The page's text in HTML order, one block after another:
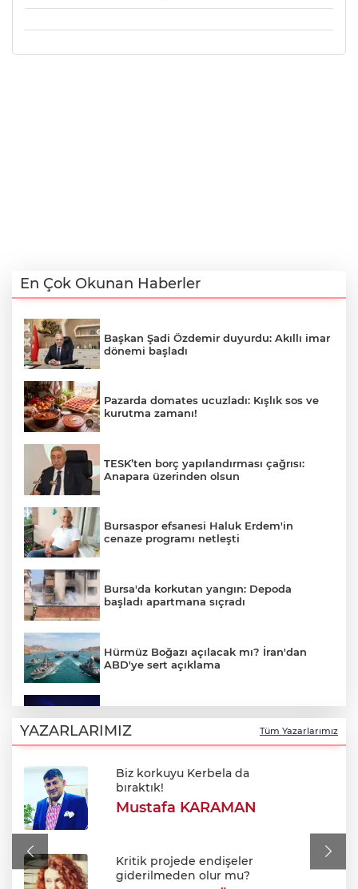
En Çok Okunan Haberler
Başkan Şadi Özdemir duyurdu: Akıllı imar
dönemi başladı
Pazarda domates ucuzladı: Kışlık sos ve
kurutma zamanı!
TESK’ten borç yapılandırması çağrısı:
Anapara üzerinden olsun
Bursaspor efsanesi Haluk Erdem'in
cenaze programı netleşti
Bursa'da korkutan yangın: Depoda
başladı apartmana sıçradı
Hürmüz Boğazı açılacak mı? İran'dan
ABD'ye sert açıklama
heyecanı: Işıklar sönecek!
700. yıl coşkusu Keles'i sardı: Dev
şenlikte unutulmaz gün!
YAZARLARIMIZ Tüm Yazarlarımız
Biz korkuyu Kerbela da
bıraktık!
Mustafa KARAMAN
Kritik projede endişeler
giderilmeden olur mu?